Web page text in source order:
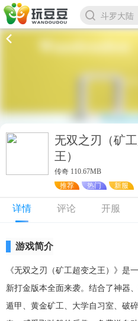
无双之刃（矿
王）
传奇 110.67MB
推荐
热门 新服
详情 评论 开服
游戏简介
《无双之刃（矿工超变之王）》是
新打金版本全面来袭。结合了神器
遁甲、黄金矿工、大学自习室、破